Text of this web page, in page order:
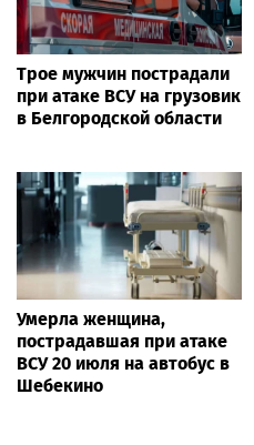
Трое мужчин пострадали
при атаке ВСУ на грузовик
в Белгородской области
Умерла женщина,
пострадавшая при атаке
ВСУ 20 июля на автобус в
Шебекино